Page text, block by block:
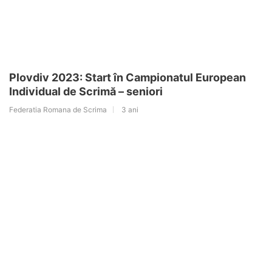
Plovdiv 2023: Start în Campionatul European
Individual de Scrimă – seniori
Federatia Romana de Scrima 3 ani